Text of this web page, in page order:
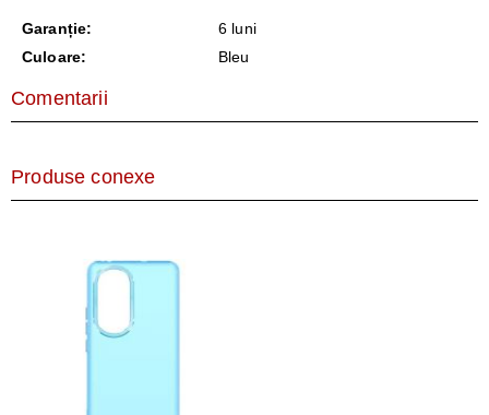
Garanție:
6 luni
Culoare:
Bleu
Comentarii
Produse conexe